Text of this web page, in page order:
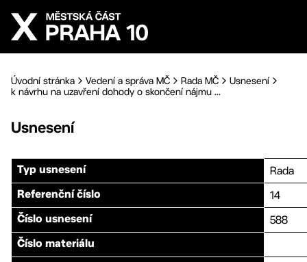
Přejít na hlavní obsah
Úvodní stránka Vedení a správa MČ Rada MČ
Usnesení
k návrhu na uzavření dohody o skončení nájmu ...
Usnesení
Typ usnesení Rada
Referenční číslo 14
Číslo usnesení 588
Číslo materiálu